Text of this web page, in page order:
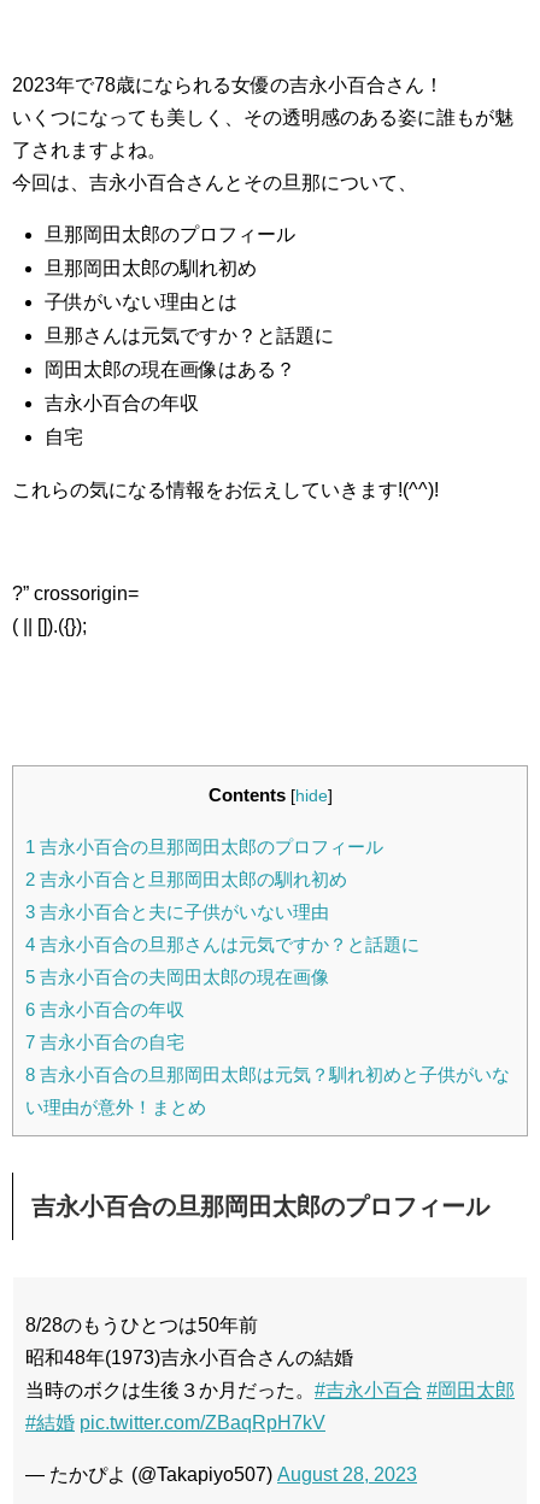
2023年で78歳になられる女優の吉永小百合さん！
いくつになっても美しく、その透明感のある姿に誰もが魅
了されますよね。
今回は、吉永小百合さんとその旦那について、
旦那岡田太郎のプロフィール
旦那岡田太郎の馴れ初め
子供がいない理由とは
旦那さんは元気ですか？と話題に
岡田太郎の現在画像はある？
吉永小百合の年収
自宅
これらの気になる情報をお伝えしていきます!(^^)!
?” crossorigin=
( || []).({});
Contents [hide]
1 吉永小百合の旦那岡田太郎のプロフィール
2 吉永小百合と旦那岡田太郎の馴れ初め
3 吉永小百合と夫に子供がいない理由
4 吉永小百合の旦那さんは元気ですか？と話題に
5 吉永小百合の夫岡田太郎の現在画像
6 吉永小百合の年収
7 吉永小百合の自宅
8 吉永小百合の旦那岡田太郎は元気？馴れ初めと子供がいな
い理由が意外！まとめ
吉永小百合の旦那岡田太郎のプロフィール
8/28のもうひとつは50年前
昭和48年(1973)吉永小百合さんの結婚
当時のボクは生後３か月だった。 #吉永小百合 #岡田太郎
#結婚 pic.twitter.com/ZBaqRpH7kV
— たかぴよ (@Takapiyo507) August 28, 2023